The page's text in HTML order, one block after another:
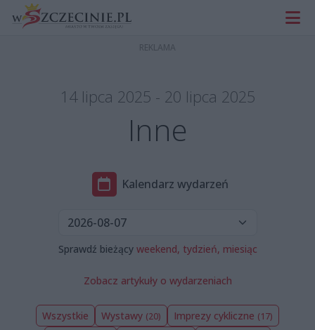
14 lipca 2025 - 20 lipca 2025
Inne
Kalendarz wydarzeń
Sprawdź bieżący weekend, tydzień, miesiąc
Zobacz artykuły o wydarzeniach
Wszystkie Wystawy (20) Imprezy cykliczne (17)